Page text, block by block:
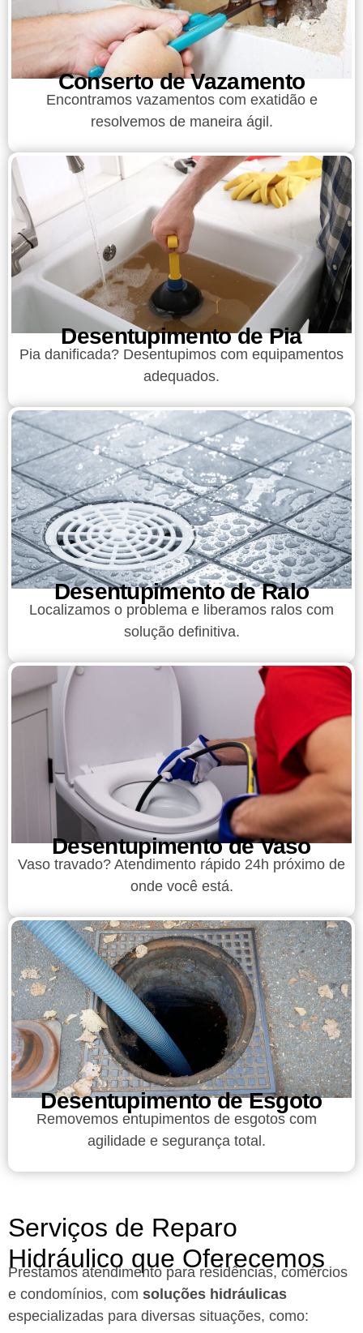
Conserto de Vazamento
Encontramos vazamentos com exatidão e
resolvemos de maneira ágil.
Desentupimento de Pia
Pia danificada? Desentupimos com equipamentos
adequados.
Desentupimento de Ralo
Localizamos o problema e liberamos ralos com
solução definitiva.
Desentupimento de Vaso
Vaso travado? Atendimento rápido 24h próximo de
onde você está.
Desentupimento de Esgoto
Removemos entupimentos de esgotos com
agilidade e segurança total.
Serviços de Reparo
Hidráulico que Oferecemos
Prestamos atendimento para residências, comércios
e condomínios, com soluções hidráulicas
especializadas para diversas situações, como: